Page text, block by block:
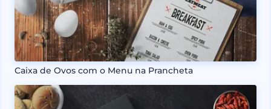
Caixa de Ovos com o Menu na Prancheta